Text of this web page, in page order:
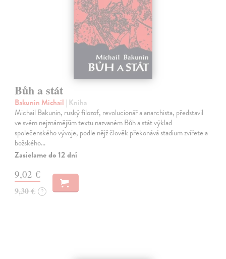
Bůh a stát
Bakunin Michail | Kniha
Michail Bakunin, ruský filozof, revolucionář a anarchista, představil
ve svém nejznámějším textu nazvaném Bůh a stát výklad
společenského vývoje, podle nějž člověk překonává stadium zvířete a
božského…
Zasielame do 12 dní
9,02 €
9,30 € ?